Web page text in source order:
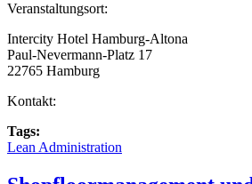
Veranstaltungsort:
Intercity Hotel Hamburg-Altona
Paul-Nevermann-Platz 17
22765 Hamburg
Kontakt:
Tags:
Lean Administration